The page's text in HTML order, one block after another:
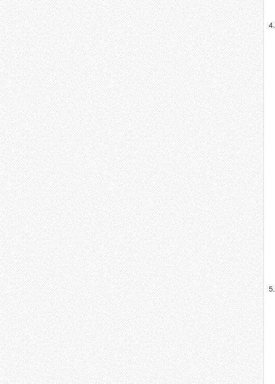
4.
5.